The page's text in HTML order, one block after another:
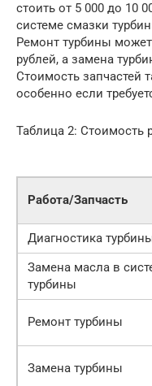
стоить от 5 000 до 10
системе смазки
Ремонт турбины
рублей, а замена
Стоимость запчастей
особенно если
Таблица 2: Стоимость
Работа/Запчасть
Диагностика
Замена масла в
турбины
Ремонт турбины
Замена турбины